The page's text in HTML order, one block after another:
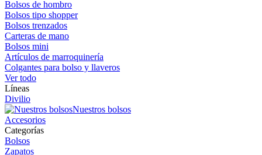
Bolsos de hombro
Bolsos tipo shopper
Bolsos trenzados
Carteras de mano
Bolsos mini
Artículos de marroquinería
Colgantes para bolso y llaveros
Ver todo
Líneas
Divilio
Nuestros bolsos
Accesorios
Categorías
Bolsos
Zapatos